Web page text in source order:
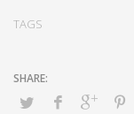
TAGS